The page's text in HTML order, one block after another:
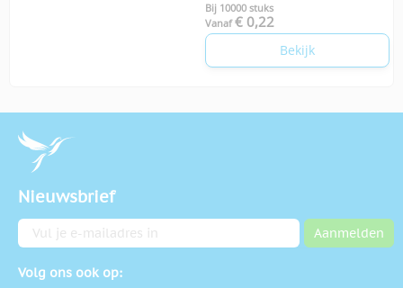
Bij 10000 stuks
Vanaf € 0,22
Bekijk
Nieuwsbrief
E-mailadres Aanmelden
Volg ons ook op: